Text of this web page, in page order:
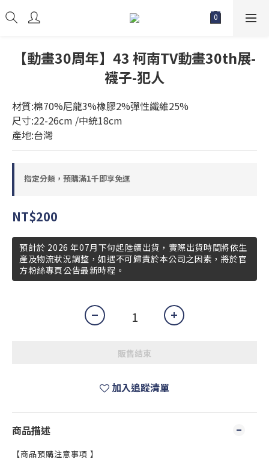
【動畫30周年】43 柯南TV動畫30th展-
襪子-犯人
材質:棉70%尼龍3%橡膠2%彈性纖維25%
尺寸:22-26cm /中統18cm
產地:台灣
指定分類，預購滿1千即享免運
NT$200
預計於 2026 年07月下旬起陸續出貨，實際出貨時間將依生
產及物流狀況調整，如遇不可歸責於本公司之因素，將於官
方粉絲專頁公告最新時程。
販售結束
加入追蹤清單
商品描述
【商品預購注意事項 】